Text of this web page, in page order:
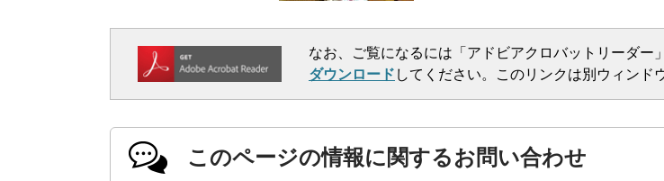
なお、ご覧になるには「アドビアクロバットリーダー
ダウンロード してください。このリンクは別ウィンド
このページの情報に関するお問い合わせ